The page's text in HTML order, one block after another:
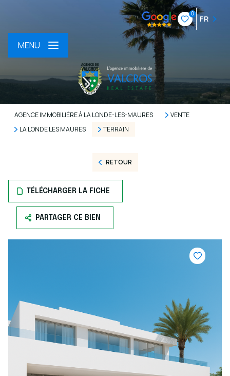
0
FR
MENU
AGENCE IMMOBILIÈRE À LA LONDE-LES-MAURES
VENTE
LA LONDE LES MAURES
TERRAIN
RETOUR
TÉLÉCHARGER LA FICHE
PARTAGER CE BIEN